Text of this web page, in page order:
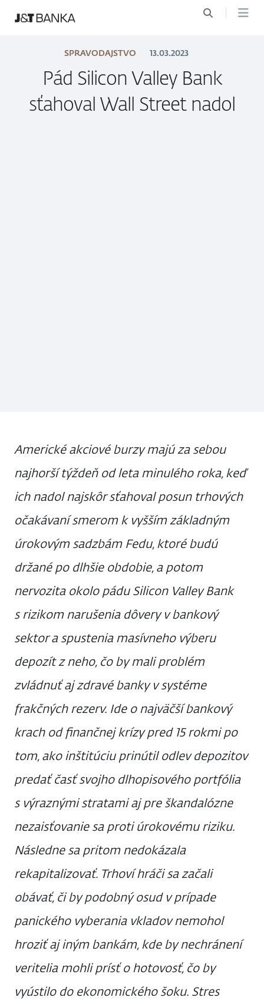
SPRAVODAJSTVO 13.03.2023
Pád Silicon Valley Bank
sťahoval Wall Street nadol
Americké akciové burzy majú za sebou
najhorší týždeň od leta minulého roka, keď
ich nadol najskôr sťahoval posun trhových
očakávaní smerom k vyšším základným
úrokovým sadzbám Fedu, ktoré budú
držané po dlhšie obdobie, a potom
nervozita okolo pádu Silicon Valley Bank
s rizikom narušenia dôvery v bankový
sektor a spustenia masívneho výberu
depozít z neho, čo by mali problém
zvládnuť aj zdravé banky v systéme
frakčných rezerv. Ide o najväčší bankový
krach od finančnej krízy pred 15 rokmi po
tom, ako inštitúciu prinútil odlev depozitov
predať časť svojho dlhopisového portfólia
s výraznými stratami aj pre škandalózne
nezaisťovanie sa proti úrokovému riziku.
Následne sa pritom nedokázala
rekapitalizovať. Trhoví hráči sa začali
obávať, či by podobný osud v prípade
panického vyberania vkladov nemohol
hroziť aj iným bankám, kde by nechránení
veritelia mohli prísť o hotovosť, čo by
vyústilo do ekonomického šoku. Stres